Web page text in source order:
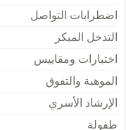
اضطرابات التواصل
التدخل المبكر
اختبارات ومقاييس
الموهبة والتفوق
الإرشاد الأسري
طفولة